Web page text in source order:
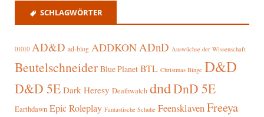
SCHLAGWÖRTER
01010 AD&D ad-blog ADDKONADnD Auswüchse der Wissenschaft
Beutelschneider Blue Planet BTL Christmas Binge D&D
D&D 5E Dark Heresy Deathwatch dndDnD 5E
Earthdawn Epic Roleplay Fantastische Schuhe FeensklavenFreeya